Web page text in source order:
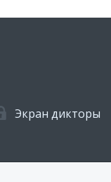
Экран дикторы